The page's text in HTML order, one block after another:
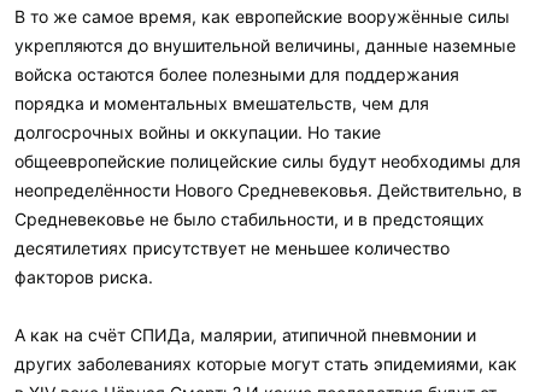
В то же самое время, как европейские вооружённые силы
укрепляются до внушительной величины, данные наземные
войска остаются более полезными для поддержания
порядка и моментальных вмешательств, чем для
долгосрочных войны и оккупации. Но такие
общеевропейские полицейские силы будут необходимы для
неопределённости Нового Средневековья. Действительно, в
Средневековье не было стабильности, и в предстоящих
десятилетиях присутствует не меньшее количество
факторов риска.
А как на счёт СПИДа, малярии, атипичной пневмонии и
других заболеваниях которые могут стать эпидемиями, как